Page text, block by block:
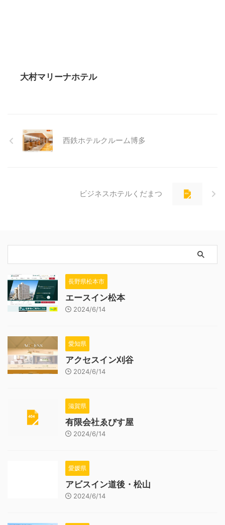
大村マリーナホテル
西鉄ホテルクルーム博多
ビジネスホテルくだまつ
長野県松本市
エースイン松本
2024/6/14
愛知県
アクセスイン刈谷
2024/6/14
滋賀県
有限会社ゑびす屋
2024/6/14
愛媛県
アビスイン道後・松山
2024/6/14